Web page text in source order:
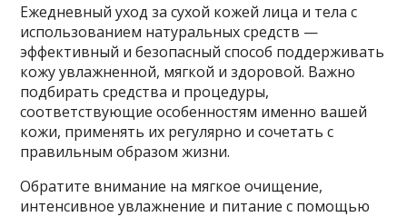
Ежедневный уход за сухой кожей лица и тела с
использованием натуральных средств —
эффективный и безопасный способ поддерживать
кожу увлажненной, мягкой и здоровой. Важно
подбирать средства и процедуры,
соответствующие особенностям именно вашей
кожи, применять их регулярно и сочетать с
правильным образом жизни.
Обратите внимание на мягкое очищение,
интенсивное увлажнение и питание с помощью